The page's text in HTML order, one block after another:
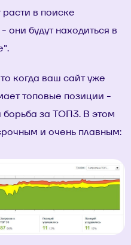
в поиске
будут находиться в
когда ваш сайт уже
топовые позиции -
за ТОП3. В этом
и очень плавным: